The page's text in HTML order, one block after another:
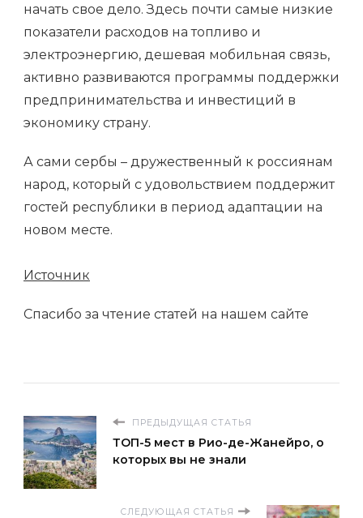
начать свое дело. Здесь почти самые низкие
показатели расходов на топливо и
электроэнергию, дешевая мобильная связь,
активно развиваются программы поддержки
предпринимательства и инвестиций в
экономику страну.
А сами сербы – дружественный к россиянам
народ, который с удовольствием поддержит
гостей республики в период адаптации на
новом месте.
Источник
Спасибо за чтение статей на нашем сайте
ПРЕДЫДУЩАЯ СТАТЬЯ
ТОП-5 мест в Рио-де-Жанейро, о
которых вы не знали
СЛЕДУЮЩАЯ СТАТЬЯ